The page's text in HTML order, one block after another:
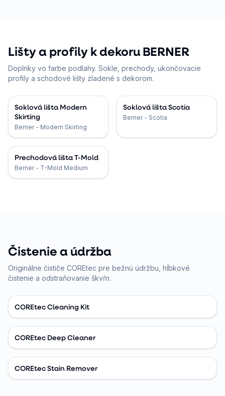
Lišty a profily k dekoru BERNER
Doplnky vo farbe podlahy. Sokle, prechody, ukončovacie
profily a schodové lišty zladené s dekorom.
Soklová lišta Modern
Skirting
Berner - Modern Skirting
Soklová lišta Scotia
Berner - Scotia
Prechodová lišta T-Mold
Berner - T-Mold Medium
Čistenie a údržba
Originálne čističe COREtec pre bežnú údržbu, hĺbkové
čistenie a odstraňovanie škvŕn.
COREtec Cleaning Kit
COREtec Deep Cleaner
COREtec Stain Remover